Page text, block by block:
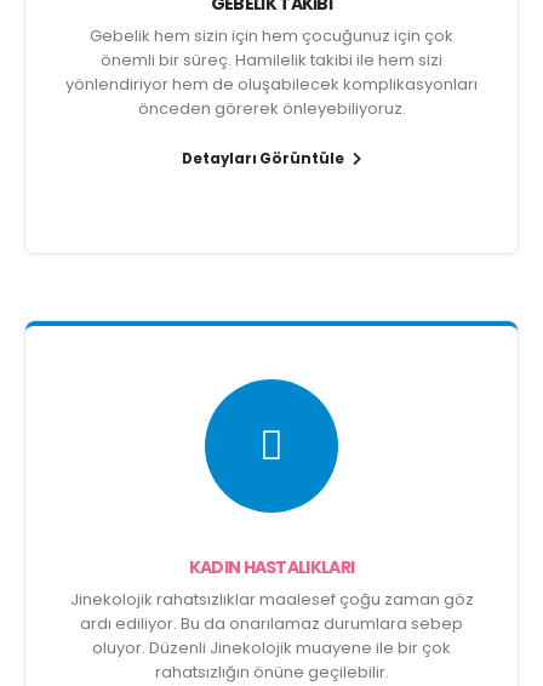
Gebelik hem sizin için hem çocuğunuz için çok
önemli bir süreç. Hamilelik takibi ile hem sizi
yönlendiriyor hem de oluşabilecek komplikasyonları
önceden görerek önleyebiliyoruz.
Detayları Görüntüle
KADIN HASTALIKLARI
Jinekolojik rahatsızlıklar maalesef çoğu zaman göz
ardı ediliyor. Bu da onarılamaz durumlara sebep
oluyor. Düzenli Jinekolojik muayene ile bir çok
rahatsızlığın önüne geçilebilir.